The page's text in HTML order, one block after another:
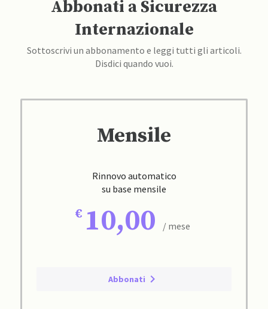
Abbonati a Sicurezza
Internazionale
Sottoscrivi un abbonamento e leggi tutti gli articoli.
Disdici quando vuoi.
Mensile
Rinnovo automatico
su base mensile
10,00 / mese
Abbonati